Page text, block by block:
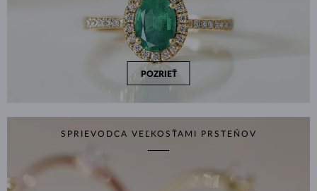
POZRIEŤ
SPRIEVODCA VEĽKOSŤAMI PRSTEŇOV